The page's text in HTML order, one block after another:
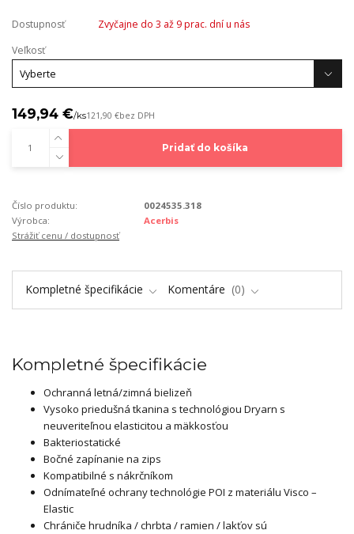
Dostupnosť
Zvyčajne do 3 až 9 prac. dní u nás
Veľkosť
149,94 €/ks121,90 €bez DPH
Pridať do košíka
Číslo produktu:
0024535.318
Výrobca:
Acerbis
Strážiť cenu / dostupnosť
Kompletné špecifikácie Komentáre 0
Kompletné špecifikácie
Ochranná letná/zimná bielizeň
Vysoko priedušná tkanina s technológiou Dryarn s
neuveriteľnou elasticitou a mäkkosťou
Bakteriostatické
Bočné zapínanie na zips
Kompatibilné s nákrčníkom
Odnímateľné ochrany technológie POI z materiálu Visco –
Elastic
Chrániče hrudníka / chrbta / ramien / lakťov sú